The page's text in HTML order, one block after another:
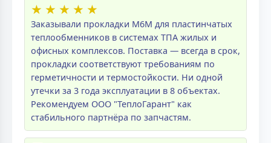
★ ★ ★ ★ ★
Заказывали прокладки M6M для пластинчатых
теплообменников в системах ТПА жилых и
офисных комплексов. Поставка — всегда в срок,
прокладки соответствуют требованиям по
герметичности и термостойкости. Ни одной
утечки за 3 года эксплуатации в 8 объектах.
Рекомендуем ООО "ТеплоГарант" как
стабильного партнёра по запчастям.